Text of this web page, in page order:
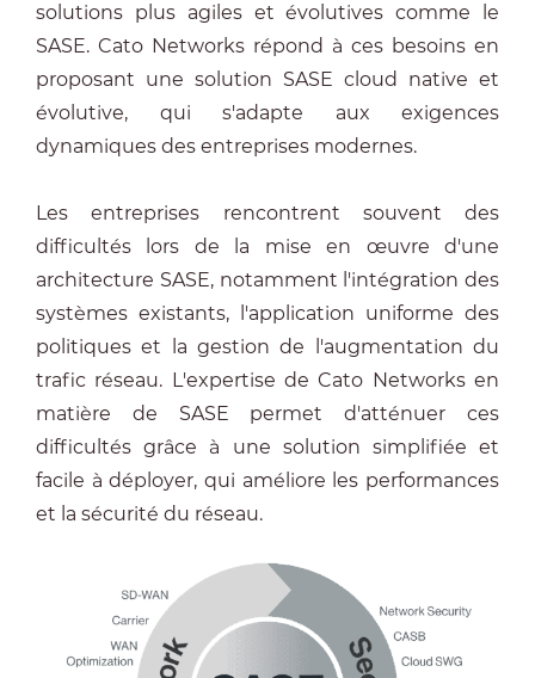
solutions plus agiles et évolutives comme le
SASE. Cato Networks répond à ces besoins en
proposant une solution SASE cloud native et
évolutive, qui s'adapte aux exigences
dynamiques des entreprises modernes.
Les entreprises rencontrent souvent des
difficultés lors de la mise en œuvre d'une
architecture SASE, notamment l'intégration des
systèmes existants, l'application uniforme des
politiques et la gestion de l'augmentation du
trafic réseau. L'expertise de Cato Networks en
matière de SASE permet d'atténuer ces
difficultés grâce à une solution simplifiée et
facile à déployer, qui améliore les performances
et la sécurité du réseau.